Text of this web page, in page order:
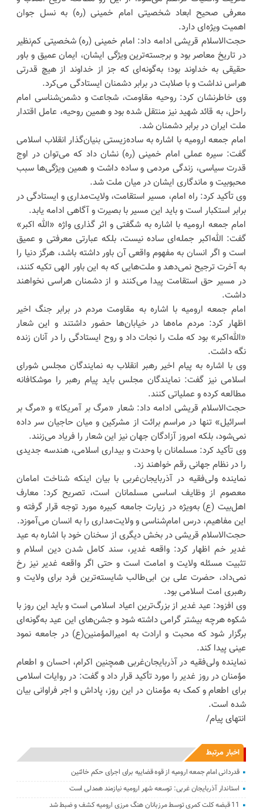
معرفی صحیح ابعاد شخصیتی امام خمینی (ره) به نسل جوان
اهمیت ویژه‌ای دارد.
حجت‌الاسلام قریشی ادامه داد: امام خمینی (ره) شخصیتی کم‌نظیر
در تاریخ معاصر بود و برجسته‌ترین ویژگی ایشان، ایمان عمیق و باور
حقیقی به خداوند بود؛ به‌گونه‌ای که جز از خداوند از هیچ قدرتی
هراس نداشت و با صلابت در برابر دشمنان ایستادگی می‌کرد.
وی خاطرنشان کرد: روحیه مقاومت، شجاعت و دشمن‌شناسی امام
راحل، به قائد شهید نیز منتقل شده بود و همین روحیه، عامل اقتدار
ملت ایران در برابر دشمنان شد.
امام جمعه ارومیه با اشاره به ساده‌زیستی بنیان‌گذار انقلاب اسلامی
گفت: سیره عملی امام خمینی (ره) نشان داد که می‌توان در اوج
قدرت سیاسی، زندگی مردمی و ساده داشت و همین ویژگی‌ها سبب
محبوبیت و ماندگاری ایشان در میان ملت شد.
وی تأکید کرد: راه امام، مسیر استقامت، ولایت‌مداری و ایستادگی در
برابر استکبار است و باید این مسیر با بصیرت و آگاهی ادامه یابد.
امام جمعه ارومیه با اشاره به شگفتی و اثر گذاری واژه «الله اکبر»
گفت: الله‌اکبر جمله‌ای ساده نیست، بلکه عبارتی معرفتی و عمیق
است و اگر انسان به مفهوم واقعی آن باور داشته باشد، هرگز دنیا را
به آخرت ترجیح نمی‌دهد و ملت‌هایی که به این باور الهی تکیه کنند،
در مسیر حق استقامت پیدا می‌کنند و از دشمنان هراسی نخواهند
داشت.
امام جمعه ارومیه با اشاره به مقاومت مردم در برابر جنگ اخیر
اظهار کرد: مردم ماه‌ها در خیابان‌ها حضور داشتند و این شعار
«الله‌اکبر» بود که ملت را نجات داد و روح ایستادگی را در آنان زنده
نگه داشت.
وی با اشاره به پیام اخیر رهبر انقلاب به نمایندگان مجلس شورای
اسلامی نیز گفت: نمایندگان مجلس باید پیام رهبر را موشکافانه
مطالعه کرده و عملیاتی کنند.
حجت‌الاسلام قریشی ادامه داد: شعار «مرگ بر آمریکا» و «مرگ بر
اسرائیل» تنها در مراسم برائت از مشرکین و میان حاجیان سر داده
نمی‌شود، بلکه امروز آزادگان جهان نیز این شعار را فریاد می‌زنند.
وی تأکید کرد: مسلمانان با وحدت و بیداری اسلامی، هندسه جدیدی
را در نظام جهانی رقم خواهند زد.
نماینده ولی‌فقیه در آذربایجان‌غربی با بیان اینکه شناخت امامان
معصوم از وظایف اساسی مسلمانان است، تصریح کرد: معارف
اهل‌بیت (ع) به‌ویژه در زیارت جامعه کبیره مورد توجه قرار گرفته و
این مفاهیم، درس امام‌شناسی و ولایت‌مداری را به انسان می‌آموزد.
حجت‌الاسلام قریشی در بخش دیگری از سخنان خود با اشاره به عید
غدیر خم اظهار کرد: واقعه غدیر، سند کامل شدن دین اسلام و
تثبیت مسئله ولایت و امامت است و حتی اگر واقعه غدیر نیز رخ
نمی‌داد، حضرت علی بن ابی‌طالب شایسته‌ترین فرد برای ولایت و
رهبری امت اسلامی بود.
وی افزود: عید غدیر از بزرگ‌ترین اعیاد اسلامی است و باید این روز با
شکوه هرچه بیشتر گرامی داشته شود و جشن‌های این عید به‌گونه‌ای
برگزار شود که محبت و ارادت به امیرالمؤمنین(ع) در جامعه نمود
عینی پیدا کند.
نماینده ولی‌فقیه در آذربایجان‌غربی همچنین اکرام، احسان و اطعام
مؤمنان در روز غدیر را مورد تأکید قرار داد و گفت: در روایات اسلامی
برای اطعام و کمک به مؤمنان در این روز، پاداش و اجر فراوانی بیان
شده است.
انتهای پیام/
اخبار مرتبط
قدردانی امام جمعه ارومیه از قوه قضاییه برای اجرای حکم خائنین ‌
استاندار آذربایجان‌ غربی: توسعه شهر ارومیه نیازمند همدلی است
11 قبضه کلت کمری توسط مرزبانان هنگ مرزی ارومیه کشف و ضبط شد